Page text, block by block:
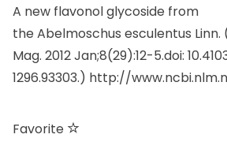
A new flavonol glycoside from
the Abelmoschus esculentus
Mag. 2012 Jan;8(29):12-5.doi:
1296.93303.) http://
Favorite